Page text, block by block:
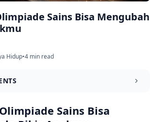
Sains Bisa Mengubah
Hidup•4 min read
Sains Membentuk Cara Berpikir
Sains Bisa